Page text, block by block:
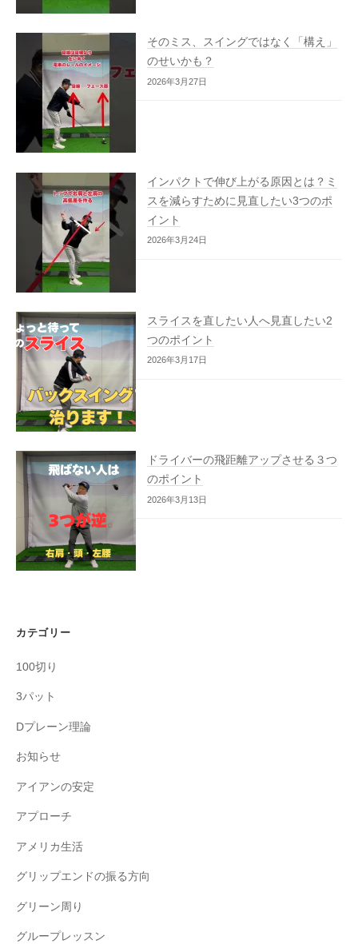
そのミス、スイングではなく「構え」
のせいかも？
2026年3月27日
インパクトで伸び上がる原因とは？ミ
スを減らすために見直したい3つのポ
イント
2026年3月24日
スライスを直したい人へ見直したい2
つのポイント
2026年3月17日
ドライバーの飛距離アップさせる３つ
のポイント
2026年3月13日
カテゴリー
100切り
3パット
Dプレーン理論
お知らせ
アイアンの安定
アプローチ
アメリカ生活
グリップエンドの振る方向
グリーン周り
グループレッスン